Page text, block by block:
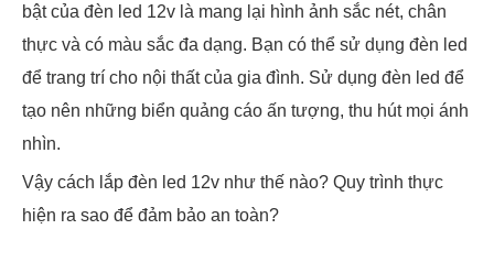
bật của đèn led 12v là mang lại hình ảnh sắc nét, chân
thực và có màu sắc đa dạng. Bạn có thể sử dụng đèn led
để trang trí cho nội thất của gia đình. Sử dụng đèn led để
tạo nên những biển quảng cáo ấn tượng, thu hút mọi ánh
nhìn.
Vậy cách lắp đèn led 12v như thế nào? Quy trình thực
hiện ra sao để đảm bảo an toàn?